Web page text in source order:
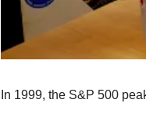
In 1999, the S&P 500